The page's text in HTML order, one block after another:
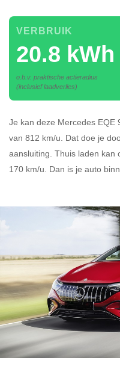
20.8 kWh
VERBRUIK
o.b.v. praktische actieradius
(inclusief laadverlies)
Je kan deze Mercedes EQE
van 812 km/u. Dat doe je
aansluiting. Thuis laden kan
170 km/u. Dan is je auto